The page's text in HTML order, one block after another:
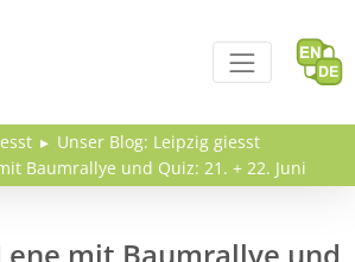
Unser Blog: Leipzig giesst
Baumrallye und Quiz: 21. + 22. Juni